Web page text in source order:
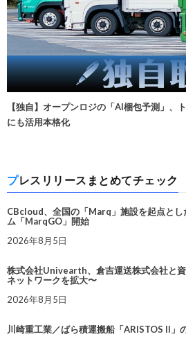
【独自】オープンロジの「AI梱包予測」、
にも活用本格化
プレスリリースまとめてチェック
CBcloud、全国の「Marq」施設を起点とし
ム「MarqGO」開始
2026年8月5日
株式会社Univearth、倉吉運送株式会社と
ネットワークを拡大〜
2026年8月5日
川崎重工業／ばら積運搬船「ARISTOS II」